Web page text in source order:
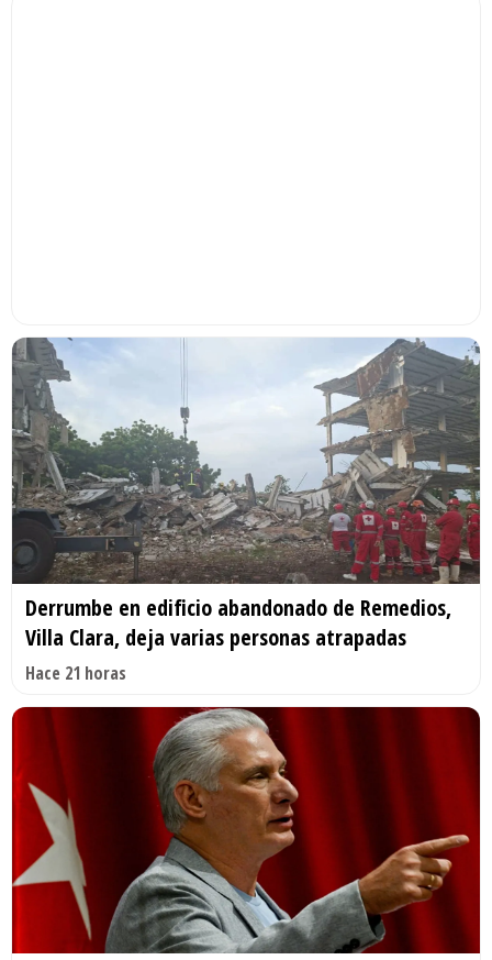
Derrumbe en edificio abandonado de Remedios,
Villa Clara, deja varias personas atrapadas
Hace 21 horas